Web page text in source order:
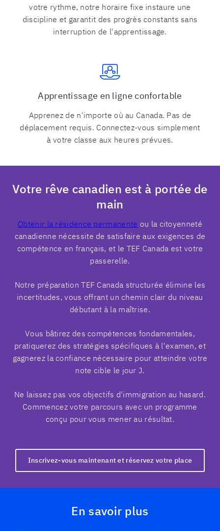
votre rythme, notre horaire fixe instaure une
discipline et garantit des progrès constants sans
interruption de l'apprentissage.
Apprentissage en ligne confortable
Apprenez de n'importe où au Canada. Pas de
déplacement requis. Connectez-vous simplement
à votre classe aux heures prévues.
Votre rêve canadien est à portée de
main
Obtenir la résidence permanente ou la citoyenneté
canadienne nécessite de satisfaire aux exigences de
compétence en français, et le TEF Canada est votre
passerelle.
Notre préparation TEF Canada structurée élimine les
incertitudes, vous offrant un chemin clair du niveau
débutant à la maîtrise.
Vous bâtirez des compétences fondamentales,
pratiquerez des stratégies spécifiques à l'examen, et
gagnerez la confiance nécessaire pour atteindre votre
note cible le jour J.
Ne laissez pas vos objectifs d'immigration au hasard.
Commencez votre parcours avec un programme
conçu pour vous mener au résultat.
Inscrivez-vous maintenant et réservez votre place
En savoir plus